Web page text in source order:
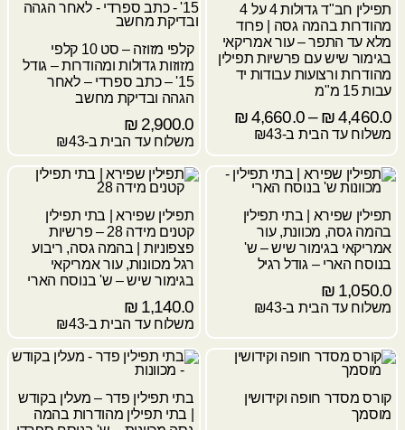
תפילין חב"ד גדולות 4 על 4
מהודרות בהמה גסה | פרוד
מלא עד התפר – עור אמריקאי
בגימור שיש עם פרשיות תפילין
מהודרות ורצועות עבודות יד
עבות 15 מ"מ
4,460.0
₪
–
4,660.0
₪
משלוח עד הבית ב-₪43
קלפי מזוזה – סט 10 קלפי
מזוזות גדולות ומהודרות – גודל
15' – כתב ספרדי – לאחר
הגהה ובדיקת מחשב
2,900.0
₪
משלוח עד הבית ב-₪43
תפילין שפירא | בתי תפילין
בהמה גסה, מכוונת, עור
אמריקאי בגימור שיש – ש'
בנוסח הארי – גודל רגיל
1,050.0
₪
משלוח עד הבית ב-₪43
תפילין שפירא | בתי תפילין
קטנים מידה 28 – פרשיות
פצפוניות | בהמה גסה, ריבוע
רגל מכוונות, עור אמריקאי
בגימור שיש – ש' בנוסח הארי
1,140.0
₪
משלוח עד הבית ב-₪43
קורס מסדר חופה וקידושין
מוסמך
בתי תפילין פדר – מעלין בקודש
| בתי תפילין מהודרות בהמה